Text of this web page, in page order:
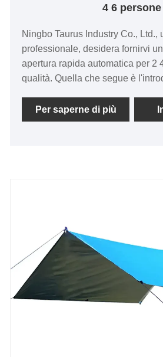
4 6 persone
Ningbo Taurus Industry Co., Ltd.,
professionale, desidera fornirvi
apertura rapida automatica per 2
qualità. Quella che segue è
automatica da 2 4 6 persone,
aiutarti a comprendere meglio la
Per saperne di più